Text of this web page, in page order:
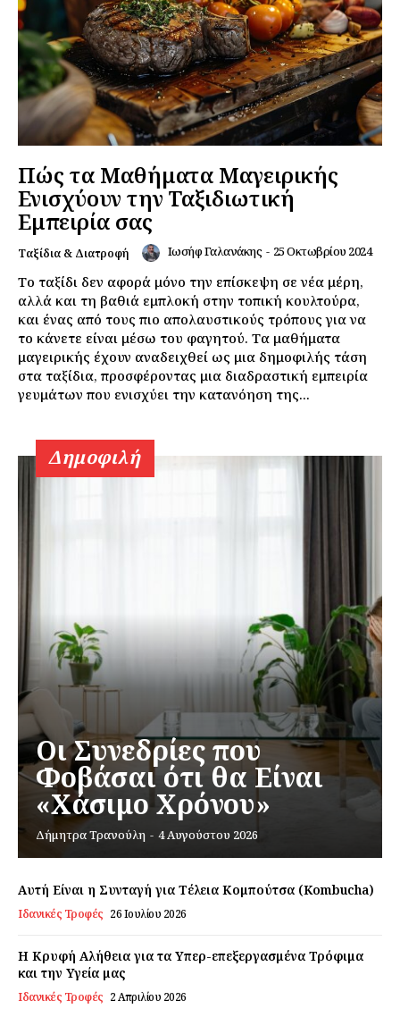
Εγγραφείτε τώρα!
Daily Food
Σχετικά με εμάς
Πώς τα Μαθήματα Μαγειρικής
Ενισχύουν την Ταξιδιωτική
Εμπειρία σας
Ταξίδια & Διατροφή Ιωσήφ Γαλανάκης - 25 Οκτωβρίου 2024
Το ταξίδι δεν αφορά μόνο την επίσκεψη σε νέα μέρη,
αλλά και τη βαθιά εμπλοκή στην τοπική κουλτούρα,
και ένας από τους πιο απολαυστικούς τρόπους για να
το κάνετε είναι μέσω του φαγητού. Τα μαθήματα
μαγειρικής έχουν αναδειχθεί ως μια δημοφιλής τάση
στα ταξίδια, προσφέροντας μια διαδραστική εμπειρία
γευμάτων που ενισχύει την κατανόηση της...
Δημοφιλή
Οι Συνεδρίες που
Φοβάσαι ότι θα Είναι
«Χάσιμο Χρόνου»
Δήμητρα Τρανούλη - 4 Αυγούστου 2026
Αυτή Είναι η Συνταγή για Τέλεια Κομπούτσα (Kombucha)
Ιδανικές Τροφές 26 Ιουλίου 2026
Η Κρυφή Αλήθεια για τα Υπερ-επεξεργασμένα Τρόφιμα
και την Υγεία μας
Ιδανικές Τροφές 2 Απριλίου 2026